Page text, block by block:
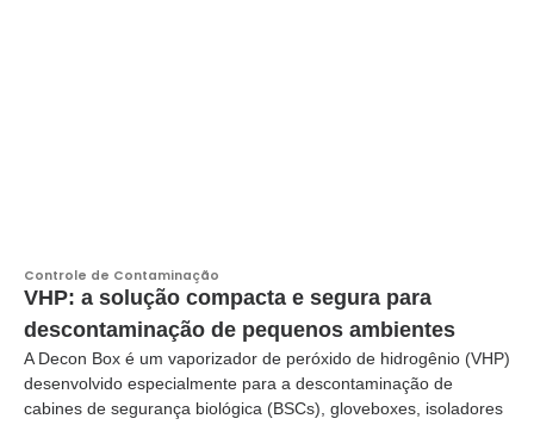
Controle de Contaminação
VHP: a solução compacta e segura para
descontaminação de pequenos ambientes
A Decon Box é um vaporizador de peróxido de hidrogênio (VHP)
desenvolvido especialmente para a descontaminação de
cabines de segurança biológica (BSCs), gloveboxes, isoladores